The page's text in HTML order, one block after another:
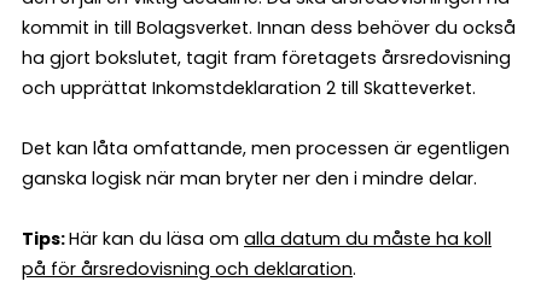
kommit in till Bolagsverket. Innan dess behöver du också
ha gjort bokslutet, tagit fram företagets årsredovisning
och upprättat Inkomstdeklaration 2 till Skatteverket.
Det kan låta omfattande, men processen är egentligen
ganska logisk när man bryter ner den i mindre delar.
Tips:Här kan du läsa om alla datum du måste ha koll
på för årsredovisning och deklaration.